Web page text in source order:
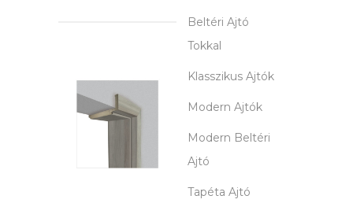
Beltéri Ajtó
Tokkal
Klasszikus Ajtók
Modern Ajtók
Modern Beltéri
Ajtó
Tapéta Ajtó